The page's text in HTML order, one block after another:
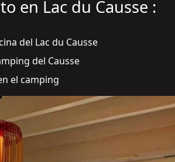
en Lac du Causse :
del Lac du Causse
del Causse
el camping